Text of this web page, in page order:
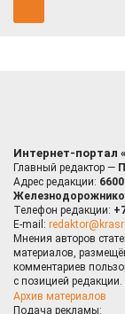
Интернет-портал
Главный редактор —
Адрес редакции:
Телефон редакции:
E-mail:
Мнения авторов
материалов,
комментариев
с позицией редакции.
Архив материалов
Подача рекламы: